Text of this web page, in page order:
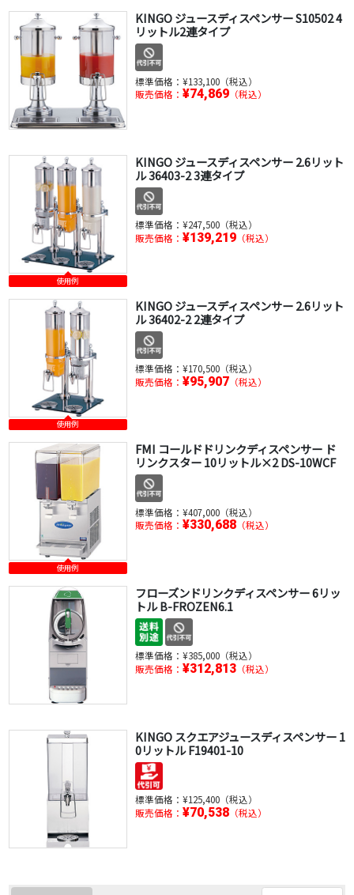
KINGO ジュースディスペンサー S10502 4
リットル2連タイプ
標準価格： ¥133,100（税込）
販売価格： ¥74,869（税込）
使用例
KINGO ジュースディスペンサー 2.6リット
ル 36403-2 3連タイプ
標準価格： ¥247,500（税込）
販売価格： ¥139,219（税込）
使用例
KINGO ジュースディスペンサー 2.6リット
ル 36402-2 2連タイプ
標準価格： ¥170,500（税込）
販売価格： ¥95,907（税込）
使用例
FMI コールドドリンクディスペンサー ド
リンクスター 10リットル×2 DS-10WCF
標準価格： ¥407,000（税込）
販売価格： ¥330,688（税込）
フローズンドリンクディスペンサー 6リッ
トル B-FROZEN6.1
標準価格： ¥385,000（税込）
販売価格： ¥312,813（税込）
KINGO スクエアジュースディスペンサー 1
0リットル F19401-10
標準価格： ¥125,400（税込）
販売価格： ¥70,538（税込）